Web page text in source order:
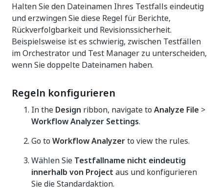
Halten Sie den Dateinamen Ihres Testfalls eindeutig
und erzwingen Sie diese Regel für Berichte,
Rückverfolgbarkeit und Revisionssicherheit.
Beispielsweise ist es schwierig, zwischen Testfällen
im Orchestrator und Test Manager zu unterscheiden,
wenn Sie doppelte Dateinamen haben.
Regeln konfigurieren
In the Design ribbon, navigate to Analyze File >
Workflow Analyzer Settings.
Go to Workflow Analyzerto view the rules.
Wählen Sie Testfallname nicht eindeutig
innerhalb von Project aus und konfigurieren
Sie die Standardaktion.